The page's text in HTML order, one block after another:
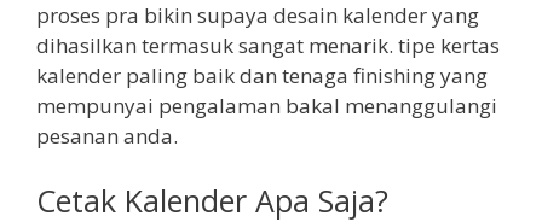
proses pra bikin supaya desain kalender yang
dihasilkan termasuk sangat menarik. tipe kertas
kalender paling baik dan tenaga finishing yang
mempunyai pengalaman bakal menanggulangi
pesanan anda.
Cetak Kalender Apa Saja?